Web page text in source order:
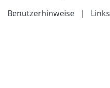
Benutzerhinweise
| Links